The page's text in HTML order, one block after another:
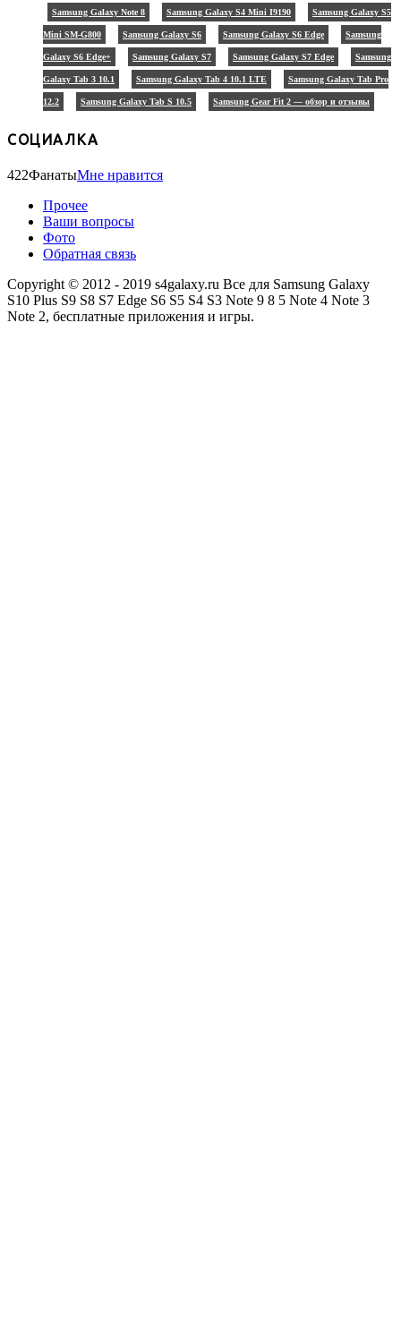
Samsung Galaxy Note 8 Samsung Galaxy S4 Mini I9190 Samsung Galaxy S5
Mini SM-G800 Samsung Galaxy S6 Samsung Galaxy S6 Edge Samsung
Galaxy S6 Edge+ Samsung Galaxy S7 Samsung Galaxy S7 Edge Samsung
Galaxy Tab 3 10.1 Samsung Galaxy Tab 4 10.1 LTE Samsung Galaxy Tab Pro
12.2 Samsung Galaxy Tab S 10.5 Samsung Gear Fit 2 — обзор и отзывы
СОЦИАЛКА
422ФанатыМне нравится
Прочее
Ваши вопросы
Фото
Обратная связь
Copyright © 2012 - 2019 s4galaxy.ru Все для Samsung Galaxy
S10 Plus S9 S8 S7 Edge S6 S5 S4 S3 Note 9 8 5 Note 4 Note 3
Note 2, бесплатные приложения и игры.